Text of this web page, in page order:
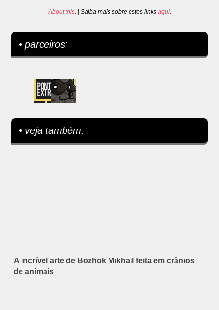
About this. | Saiba mais sobre estes links aqui.
• parceiros:
• veja também:
A incrível arte de Bozhok Mikhail feita em crânios
de animais